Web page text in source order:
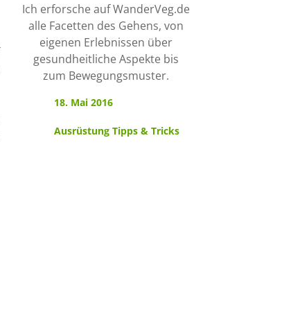
Ich erforsche auf WanderVeg.de
alle Facetten des Gehens, von
eigenen Erlebnissen über
gesundheitliche Aspekte bis
zum Bewegungsmuster.
18. Mai 2016
Ausrüstung Tipps & Tricks